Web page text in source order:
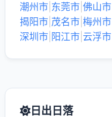
潮州市 东莞市 佛山市
揭阳市 茂名市 梅州市
深圳市 阳江市 云浮市
日出日落